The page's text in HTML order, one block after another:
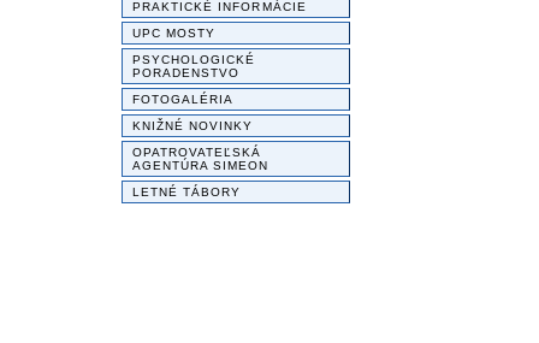
PRAKTICKÉ INFORMÁCIE
UPC MOSTY
PSYCHOLOGICKÉ
PORADENSTVO
FOTOGALÉRIA
KNIŽNÉ NOVINKY
OPATROVATEĽSKÁ
AGENTÚRA SIMEON
LETNÉ TÁBORY